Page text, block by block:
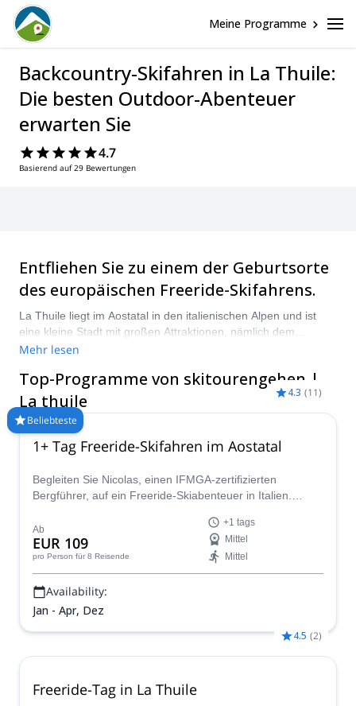
Meine Programme
Backcountry-Skifahren in La Thuile:
Die besten Outdoor-Abenteuer
erwarten Sie
4.7
Basierend auf 29 Bewertungen
Entfliehen Sie zu einem der Geburtsorte
des europäischen Freeride-Skifahrens.
La Thuile liegt im Aostatal in den italienischen Alpen und ist
eine kleine Stadt mit großen Attraktionen, nämlich dem
Skigebiet, das Ihnen die großartigen Freeride-Möglichkeiten in
Mehr lesen
Top-Programme von skitourengehen |
La thuile
Beliebteste
4.3 (11)
1+ Tag Freeride-Skifahren im Aostatal
Begleiten Sie Nicolas, einen IFMGA-zertifizierten
Bergführer, auf ein Freeride-Skiabenteuer in Italien.
Pulverschneehänge im Aostatal!
Ab
EUR 109
pro Person für 8 Reisende
+1 tags
Mittel
Mittel
Availability:
Jan - Apr, Dez
4.5 (2)
Freeride-Tag in La Thuile